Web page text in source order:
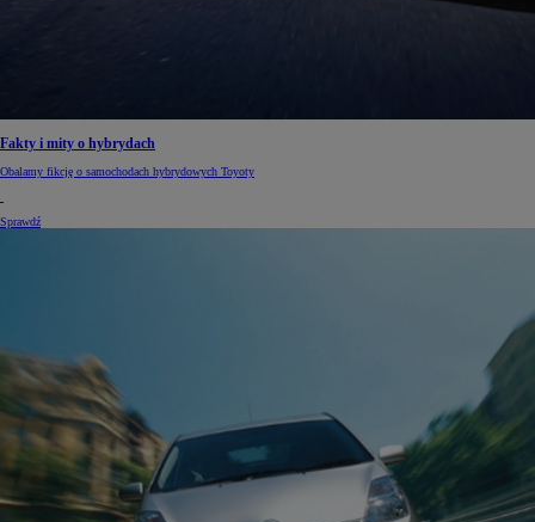
Fakty i mity o hybrydach
Obalamy fikcję o samochodach hybrydowych Toyoty
Sprawdź